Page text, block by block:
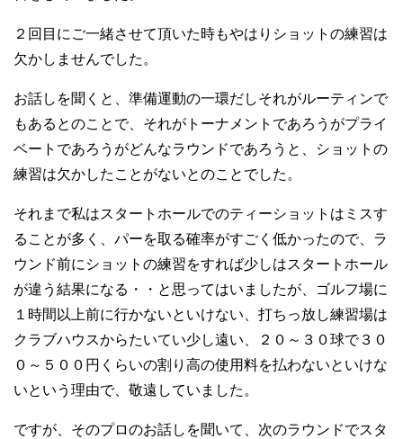
２回目にご一緒させて頂いた時もやはりショットの練習は
欠かしませんでした。
お話しを聞くと、準備運動の一環だしそれがルーティンで
もあるとのことで、それがトーナメントであろうがプライ
ベートであろうがどんなラウンドであろうと、ショットの
練習は欠かしたことがないとのことでした。
それまで私はスタートホールでのティーショットはミスす
ることが多く、パーを取る確率がすごく低かったので、ラ
ウンド前にショットの練習をすれば少しはスタートホール
が違う結果になる・・と思ってはいましたが、ゴルフ場に
１時間以上前に行かないといけない、打ちっ放し練習場は
クラブハウスからたいてい少し遠い、２０～３０球で３０
０～５００円くらいの割り高の使用料を払わないといけな
いという理由で、敬遠していました。
ですが、そのプロのお話しを聞いて、次のラウンドでスタ